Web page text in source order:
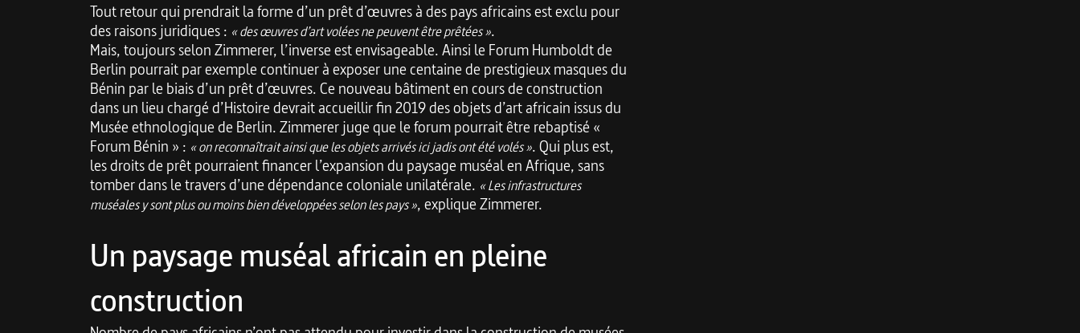
Tout retour qui prendrait la forme d’un prêt d’œuvres à des pays africains est exclu pour
des raisons juridiques : « des œuvres d’art volées ne peuvent être prêtées ».
Mais, toujours selon Zimmerer, l’inverse est envisageable. Ainsi le Forum Humboldt de
Berlin pourrait par exemple continuer à exposer une centaine de prestigieux masques du
Bénin par le biais d’un prêt d’œuvres. Ce nouveau bâtiment en cours de construction
dans un lieu chargé d’Histoire devrait accueillir fin 2019 des objets d’art africain issus du
Musée ethnologique de Berlin. Zimmerer juge que le forum pourrait être rebaptisé «
Forum Bénin » : « on reconnaîtrait ainsi que les objets arrivés ici jadis ont été volés ». Qui plus est,
les droits de prêt pourraient financer l’expansion du paysage muséal en Afrique, sans
tomber dans le travers d’une dépendance coloniale unilatérale. « Les infrastructures
muséales y sont plus ou moins bien développées selon les pays », explique Zimmerer.
Un paysage muséal africain en pleine
construction